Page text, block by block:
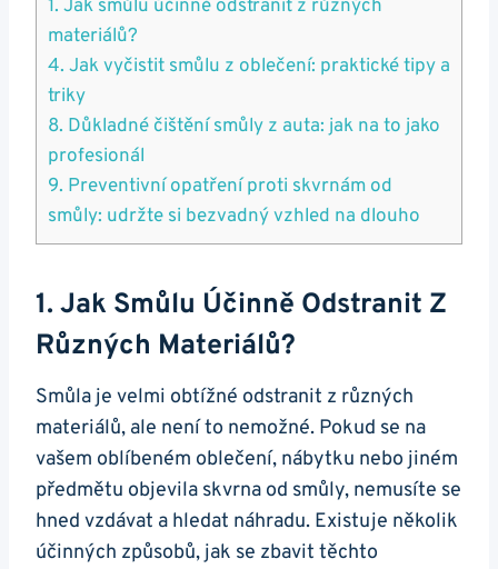
1. Jak smůlu účinně odstranit z různých
materiálů?
4. Jak vyčistit smůlu z oblečení: praktické tipy a
triky
8. Důkladné čištění smůly z auta: jak na to jako
profesionál
9. Preventivní opatření proti skvrnám od
smůly: udržte si bezvadný vzhled na dlouho
1. Jak Smůlu Účinně Odstranit Z
Různých Materiálů?
Smůla je velmi obtížné odstranit z různých
materiálů, ale není to nemožné. Pokud se na
vašem oblíbeném oblečení, nábytku nebo jiném
předmětu objevila skvrna od smůly, nemusíte se
hned vzdávat a hledat náhradu. Existuje několik
účinných způsobů, jak se zbavit těchto